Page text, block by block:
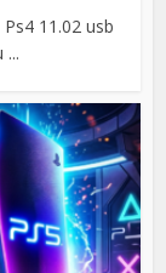
11.02 usb
...